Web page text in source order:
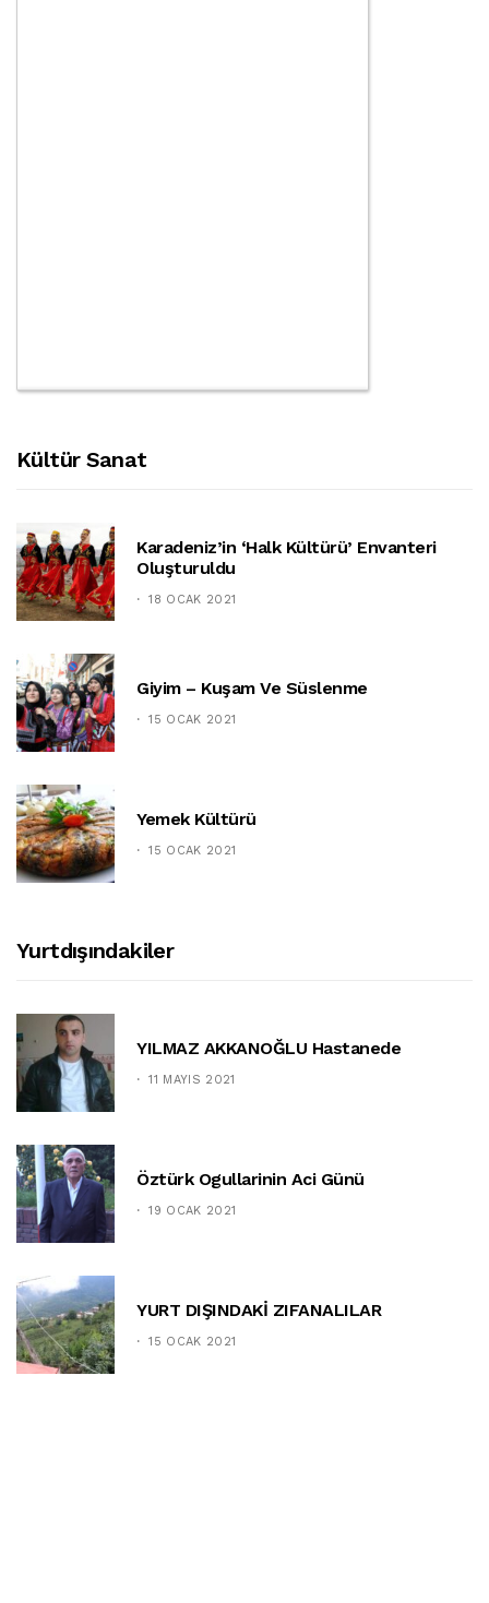
Kültür Sanat
Karadeniz’in ‘halk Kültürü’ Envanteri
Oluşturuldu
18 OCAK 2021
Giyim – Kuşam Ve Süslenme
15 OCAK 2021
Yemek Kültürü
15 OCAK 2021
Yurtdışındakiler
YILMAZ AKKANOĞLU Hastanede
11 MAYIS 2021
Öztürk Ogullarinin Aci Günü
19 OCAK 2021
YURT DIŞINDAKİ ZIFANALILAR
15 OCAK 2021